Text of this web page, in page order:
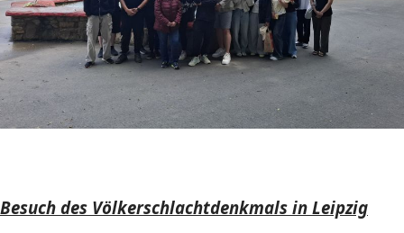
Besuch des Völkerschlachtdenkmals in Leipzig